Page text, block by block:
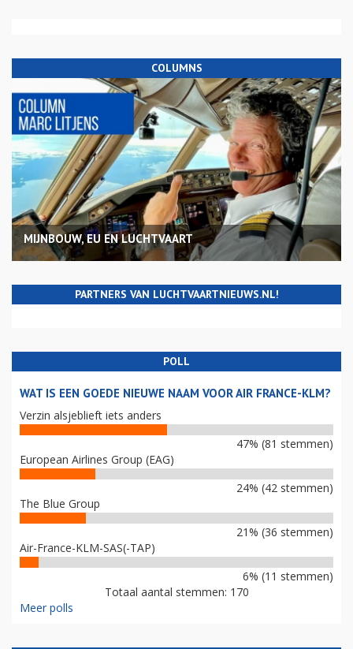
COLUMNS
MIJNBOUW, EU EN LUCHTVAART
PARTNERS VAN LUCHTVAARTNIEUWS.NL!
POLL
WAT IS EEN GOEDE NIEUWE NAAM VOOR AIR FRANCE-KLM?
Verzin alsjeblieft iets anders
47% (81 stemmen)
European Airlines Group (EAG)
24% (42 stemmen)
The Blue Group
21% (36 stemmen)
Air-France-KLM-SAS(-TAP)
6% (11 stemmen)
Totaal aantal stemmen: 170
Meer polls